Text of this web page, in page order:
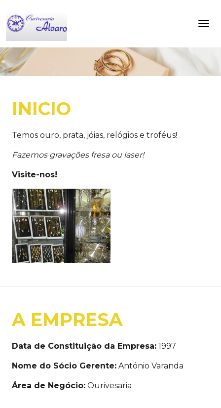
INICIO
Temos ouro, prata, jóias, relógios e troféus!
Fazemos gravações fresa ou laser!
Visite-nos!
A EMPRESA
Data de Constituição da Empresa: 1997
Nome do Sócio Gerente: António Varanda
Área de Negócio: Ourivesaria